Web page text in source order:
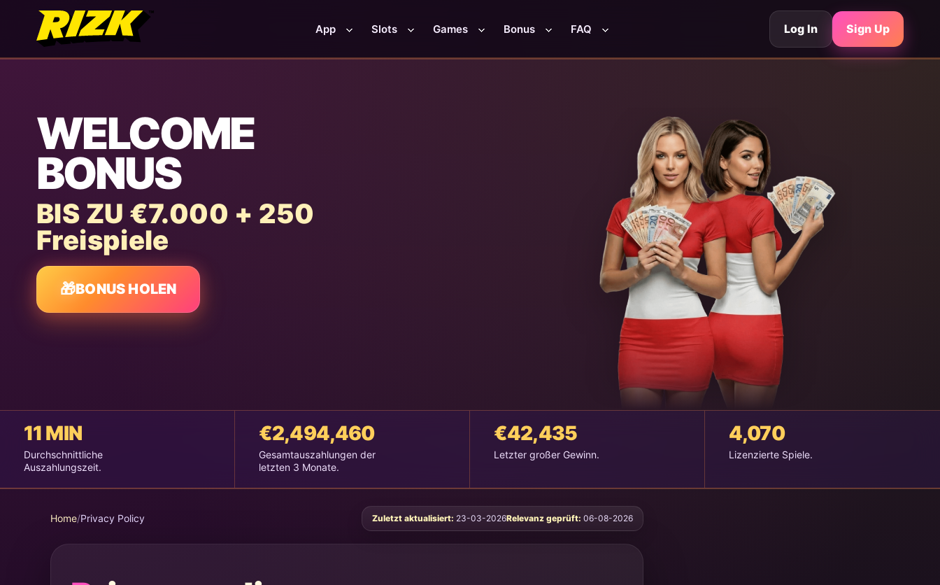
App Slots Games Bonus FAQ Log In Sign Up
WELCOME
BONUS
BIS ZU €7.000 + 250
Freispiele
🎁BONUS HOLEN
11 MIN
Durchschnittliche
Auszahlungszeit.
€2,494,460
Gesamtauszahlungen der
letzten 3 Monate.
€42,435
Letzter großer Gewinn.
4,070
Lizenzierte Spiele.
Home/Privacy Policy Zuletzt aktualisiert: 23-03-2026Relevanz geprüft: 06-08-2026